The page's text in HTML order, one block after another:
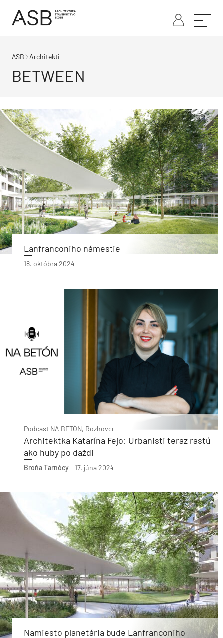
ASB Architekti
BETWEEN
Lanfranconiho námestie
18. októbra 2024
Podcast NA BETÓN, Rozhovor
Architektka Katarína Fejo: Urbanisti teraz rastú
ako huby po daždi
Broňa Tarnócy- 17. júna 2024
Namiesto planetária bude Lanfranconiho